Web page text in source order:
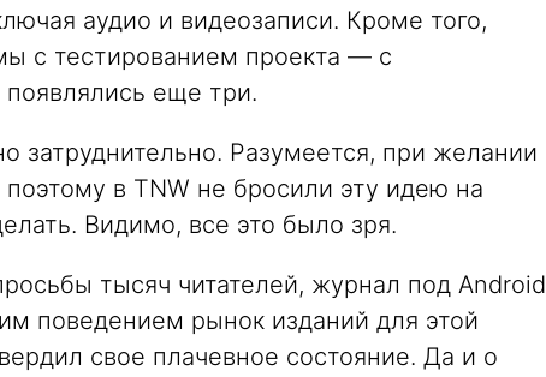
аудио и видеозаписи. Кроме того,
с тестированием проекта — с
еще три.
затруднительно. Разумеется, при желании
в TNW не бросили эту идею на
Видимо, все это было зря.
тысяч читателей, журнал под Android
поведением рынок изданий для этой
свое плачевное состояние. Да и о